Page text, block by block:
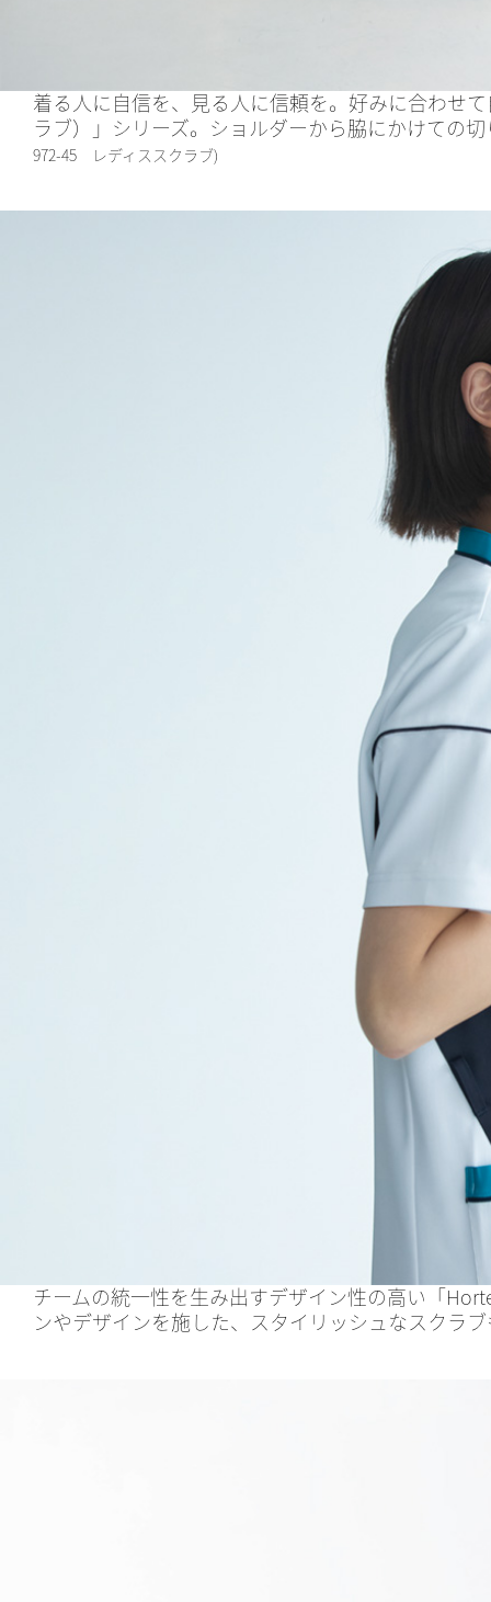
着る人に自信を、見る人に信頼を。好みに合わせ
ラブ）」シリーズ。ショルダーから脇にかけての
972-45 レディススクラブ)
チームの統一性を生み出すデザイン性の高い「
ンやデザインを施した、スタイリッシュなスクラ